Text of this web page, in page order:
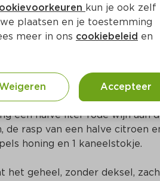
een halve liter rode wijn aan
de rasp van een halve citroen
honing en 1 kaneelstokje.
het geheel, zonder deksel,
kun je ook zelf
plaatsen en je toestemming
meer in ons cookiebeleid en
Accepteer